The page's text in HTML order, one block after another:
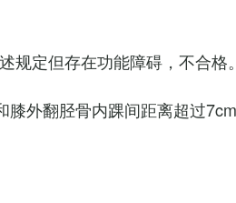
定但存在功能障碍，不合格。
外翻胫骨内踝间距离超过